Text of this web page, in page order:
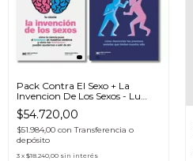
Pack Contra El Sexo + La
Invencion De Los Sexos - Lu
Ciccia
$54.720,00
$51.984,00 con Transferencia o
depósito
3 x $18.240,00 sin interés